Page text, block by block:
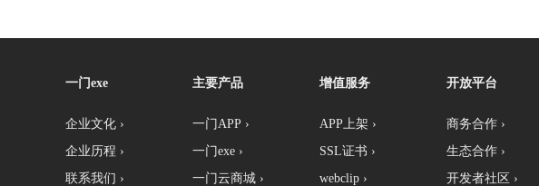
一门exe
企业文化 ›
企业历程 ›
联系我们 ›
主要产品
一门APP ›
一门exe ›
一门云商城 ›
增值服务
APP上架 ›
SSL证书 ›
webclip ›
开放平台
商务合作 ›
生态合作 ›
开发者社区 ›